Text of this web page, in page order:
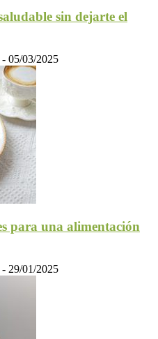
sin dejarte el
- 05/03/2025
para una alimentación
- 29/01/2025